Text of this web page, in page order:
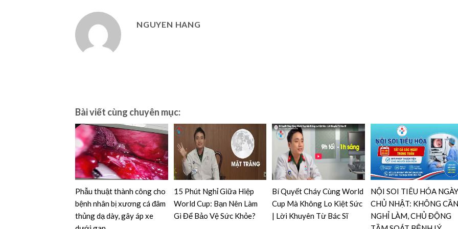
NGUYEN HANG
Bài viết cùng chuyên mục:
Phẫu thuật thành công cho
bệnh nhân bị xương cá đâm
thủng dạ dày, gây áp xe
15 Phút Nghỉ Giữa Hiệp
World Cup: Bạn Nên Làm
Gì Để Bảo Vệ Sức Khỏe?
Bí Quyết Cháy Cùng World
Cup Mà Không Lo Kiệt Sức
| Lời Khuyên Từ Bác Sĩ
NỘI SOI TIÊU HÓA NGÀY
CHỦ NHẬT: KHÔNG CẦN
NGHỈ LÀM, CHỦ ĐỘNG